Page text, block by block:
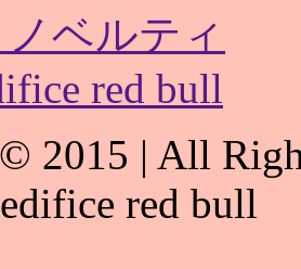
ベルティ
red bull
2015 | All
red bull